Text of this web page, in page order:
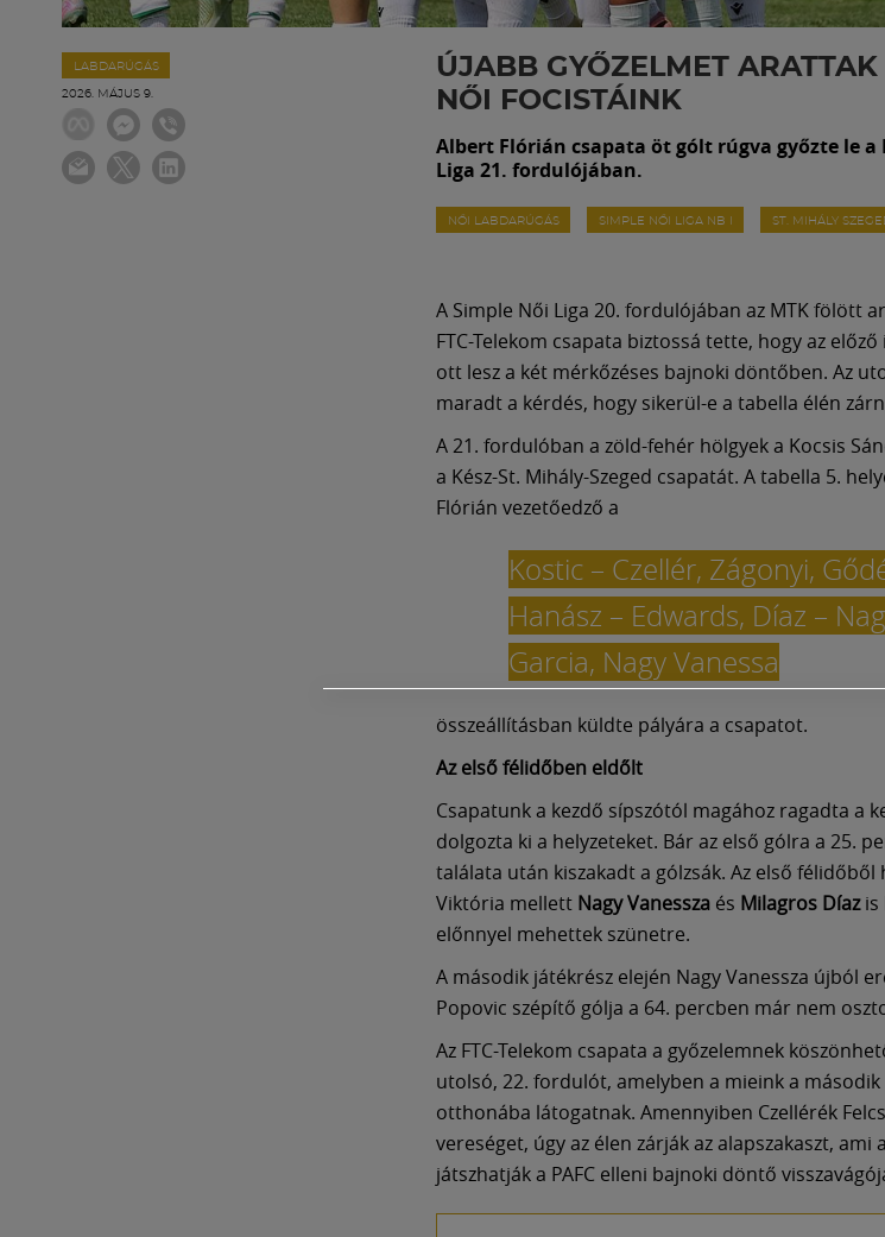
LABDARÚGÁS
2026. MÁJUS 9.
ÚJABB GYŐZELMET
NŐI FOCISTÁINK
Albert Flórián csapata öt gólt rúgva győzte le a
Liga 21. fordulójában.
NŐI LABDARÚGÁS SIMPLE NŐI LIGA NB I ST. MIHÁLY
A Simple Női Liga 20. fordulójában az MTK fölött
FTC-Telekom csapata biztossá tette, hogy az
ott lesz a két mérkőzéses bajnoki döntőben. Az
maradt a kérdés, hogy sikerül-e a tabella élén
A 21. fordulóban a zöld-fehér hölgyek a Kocsis
a Kész-St. Mihály-Szeged csapatát. A tabella 5.
Flórián vezetőedző a
Kostic – Czellér, Zágonyi,
Hanász – Edwards, Díaz –
Garcia, Nagy Vanessa
összeállításban küldte pályára a csapatot.
Az első félidőben eldőlt
Csapatunk a kezdő sípszótól magához ragadta a
dolgozta ki a helyzeteket. Bár az első gólra a 25.
találata után kiszakadt a gólzsák. Az első
Viktória mellett Nagy Vanesszaés Milagros Díazis
előnnyel mehettek szünetre.
A második játékrész elején Nagy Vanessza újból
Popovic szépítő gólja a 64. percben már nem
Az FTC-Telekom csapata a győzelemnek
utolsó, 22. fordulót, amelyben a mieink a második
otthonába látogatnak. Amennyiben Czellérék
vereséget, úgy az élen zárják az alapszakaszt,
játszhatják a PAFC elleni bajnoki döntő